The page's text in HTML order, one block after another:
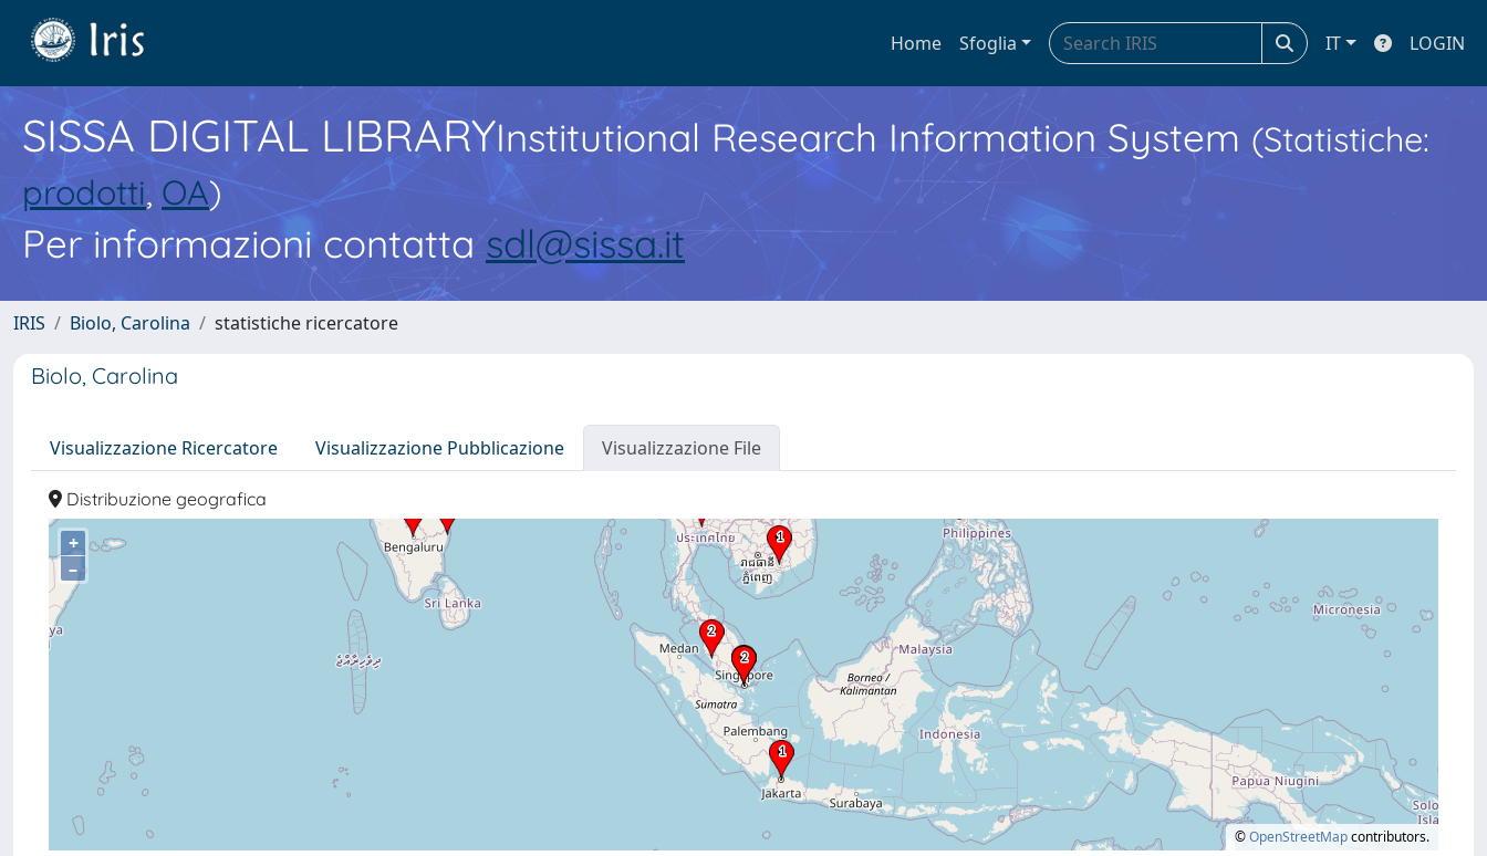
Home Sfoglia IT LOGIN
SISSA DIGITAL LIBRARYInstitutional Research Information System (Statistiche:
prodotti, OA)
Per informazioni contatta sdl@sissa.it
IRIS Biolo, Carolina statistiche ricercatore
Biolo, Carolina
Visualizzazione Ricercatore Visualizzazione Pubblicazione Visualizzazione File
Distribuzione geografica
+
–
©OpenStreetMapcontributors.